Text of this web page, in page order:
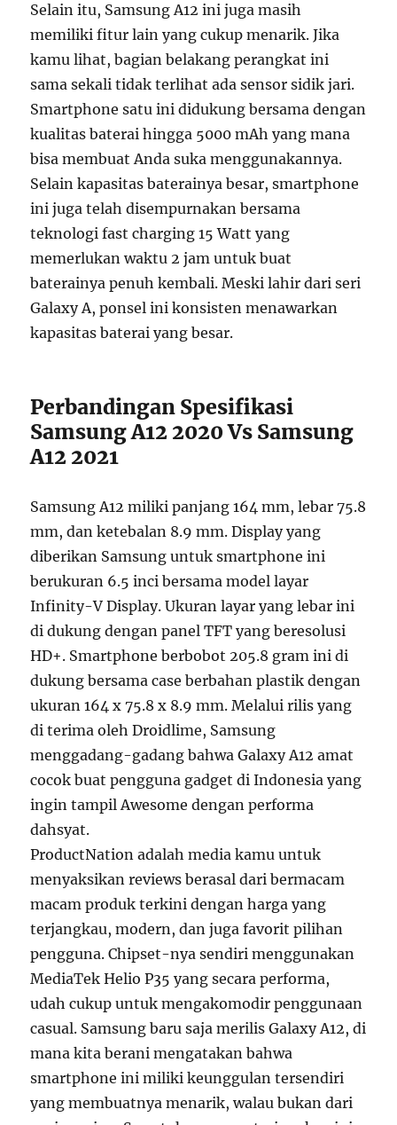
Selain itu, Samsung A12 ini juga masih
memiliki fitur lain yang cukup menarik. Jika
kamu lihat, bagian belakang perangkat ini
sama sekali tidak terlihat ada sensor sidik jari.
Smartphone satu ini didukung bersama dengan
kualitas baterai hingga 5000 mAh yang mana
bisa membuat Anda suka menggunakannya.
Selain kapasitas baterainya besar, smartphone
ini juga telah disempurnakan bersama
teknologi fast charging 15 Watt yang
memerlukan waktu 2 jam untuk buat
baterainya penuh kembali. Meski lahir dari seri
Galaxy A, ponsel ini konsisten menawarkan
kapasitas baterai yang besar.
Perbandingan Spesifikasi
Samsung A12 2020 Vs Samsung
A12 2021
Samsung A12 miliki panjang 164 mm, lebar 75.8
mm, dan ketebalan 8.9 mm. Display yang
diberikan Samsung untuk smartphone ini
berukuran 6.5 inci bersama model layar
Infinity-V Display. Ukuran layar yang lebar ini
di dukung dengan panel TFT yang beresolusi
HD+. Smartphone berbobot 205.8 gram ini di
dukung bersama case berbahan plastik dengan
ukuran 164 x 75.8 x 8.9 mm. Melalui rilis yang
di terima oleh Droidlime, Samsung
menggadang-gadang bahwa Galaxy A12 amat
cocok buat pengguna gadget di Indonesia yang
ingin tampil Awesome dengan performa
dahsyat.
ProductNation adalah media kamu untuk
menyaksikan reviews berasal dari bermacam
macam produk terkini dengan harga yang
terjangkau, modern, dan juga favorit pilihan
pengguna. Chipset-nya sendiri menggunakan
MediaTek Helio P35 yang secara performa,
udah cukup untuk mengakomodir penggunaan
casual. Samsung baru saja merilis Galaxy A12, di
mana kita berani mengatakan bahwa
smartphone ini miliki keunggulan tersendiri
yang membuatnya menarik, walau bukan dari